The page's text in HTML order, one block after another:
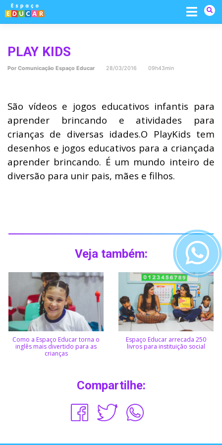
Skip
content
PLAY KIDS
Por Comunicação Espaço Educar 28/03/2016 09h43min
São vídeos e jogos educativos infantis para
aprender brincando e atividades para
crianças de diversas idades.O PlayKids tem
desenhos e jogos educativos para a criançada
aprender brincando. É um mundo inteiro de
diversão para unir pais, mães e filhos.
Veja também:
Como a Espaço Educar torna o
inglês mais divertido para as
crianças
Espaço Educar arrecada 250
livros para instituição social
Compartilhe: